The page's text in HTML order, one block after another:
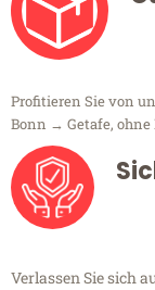
Profitieren Sie von
Bonn → Getafe,
Verlassen Sie sich